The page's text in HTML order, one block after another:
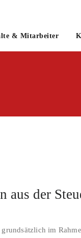
& Mitarbeiter
aus der
im